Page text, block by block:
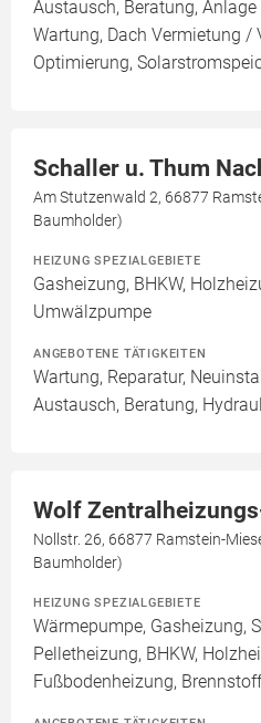
Austausch, Beratung,
Wartung, Dach Vermietung /
Optimierung,
Schaller u. Thum
Am Stutzenwald 2, 66877
Baumholder)
HEIZUNG SPEZIALGEBIETE
Gasheizung, BHKW,
Umwälzpumpe
ANGEBOTENE TÄTIGKEITEN
Wartung, Reparatur,
Austausch, Beratung,
Wolf
Nollstr. 26, 66877 Ramstein-
Baumholder)
HEIZUNG SPEZIALGEBIETE
Wärmepumpe, Gasheizung,
Pelletheizung, BHKW,
Fußbodenheizung,